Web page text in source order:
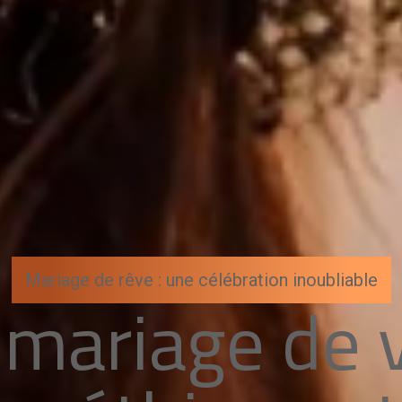
Mariage de rêve : une célébration inoubliable
de